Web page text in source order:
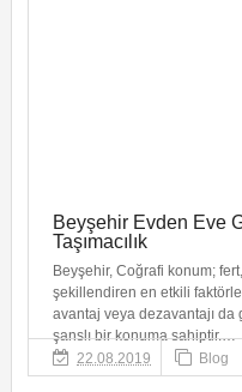
Beyşehir Evden Eve
Taşımacılık
Beyşehir, Coğrafi konum;
şekillendiren en etkili
avantaj veya dezavantajı da
şanslı bir konuma sahiptir.…
22.08.2019
Blog